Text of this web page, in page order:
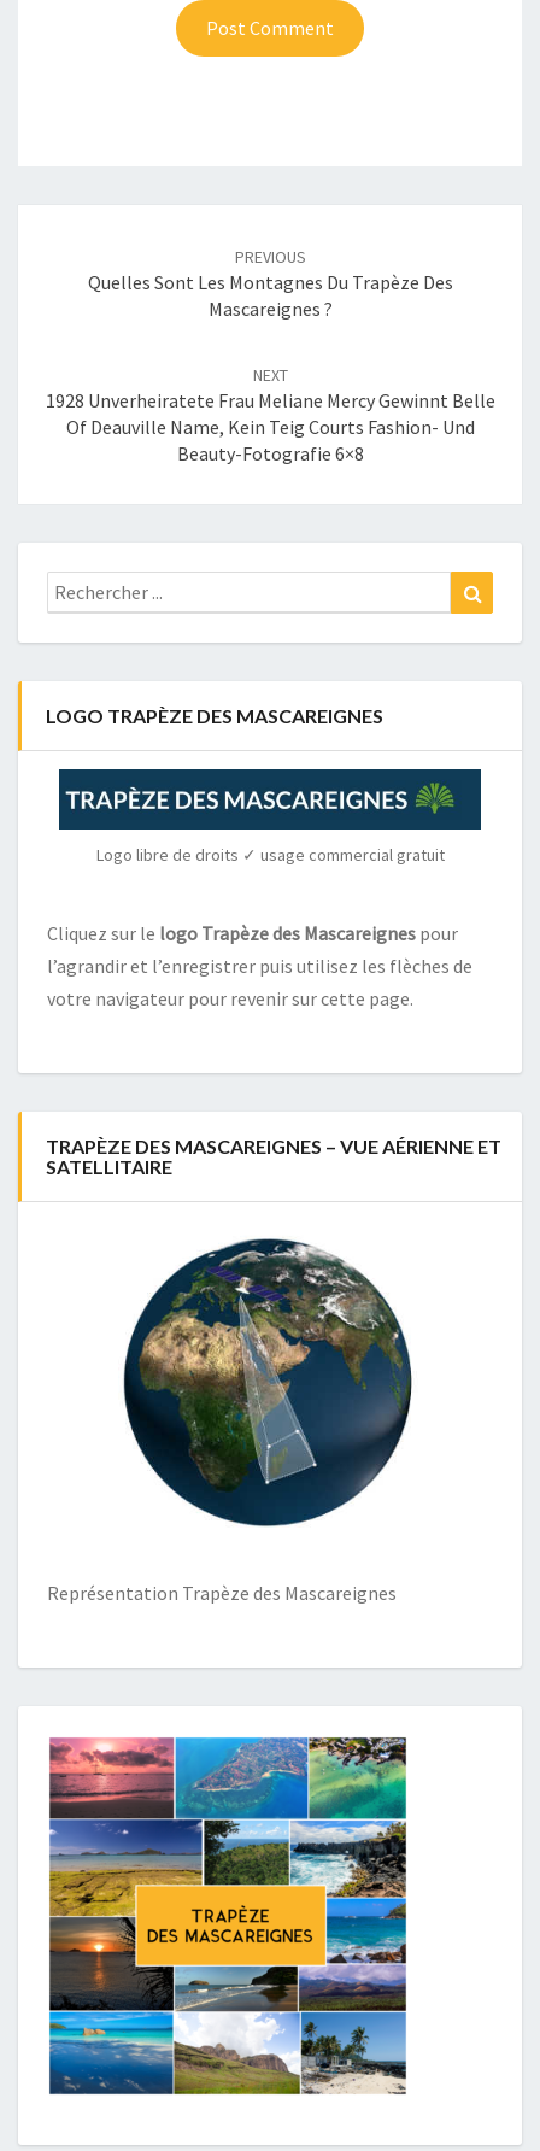
PREVIOUS
Quelles Sont Les Montagnes Du Trapèze Des
Mascareignes ?
NEXT
1928 Unverheiratete Frau Meliane Mercy Gewinnt Belle
Of Deauville Name, Kein Teig Courts Fashion- Und
Beauty-Fotografie 6×8
Rechercher
:
LOGO TRAPÈZE DES MASCAREIGNES
Logo libre de droits ✓ usage commercial gratuit
Cliquez sur le logo Trapèze des Mascareignes pour
l’agrandir et l’enregistrer puis utilisez les flèches de
votre navigateur pour revenir sur cette page.
TRAPÈZE DES MASCAREIGNES – VUE AÉRIENNE ET
SATELLITAIRE
Représentation Trapèze des Mascareignes